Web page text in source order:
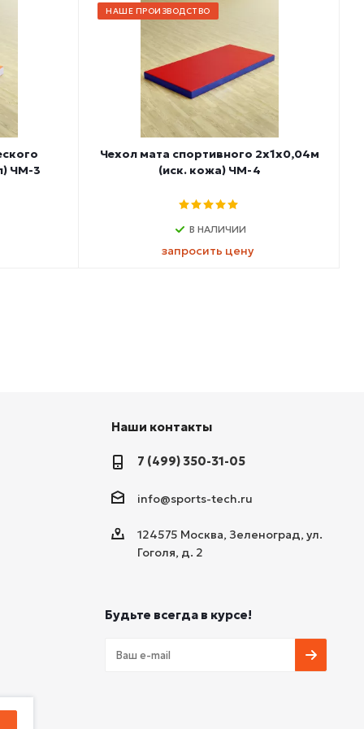
ЧМ-3
НАШЕ ПРОИЗВОДСТВО
Чехол мата спортивного 2х1х0,04м
(иск. кожа) ЧМ-4
В НАЛИЧИИ
запросить цену
Наши контакты
7 (499) 350-31-05
info@sports-tech.ru
124575 Москва, Зеленоград, ул.
Гоголя, д. 2
Будьте всегда в курсе!